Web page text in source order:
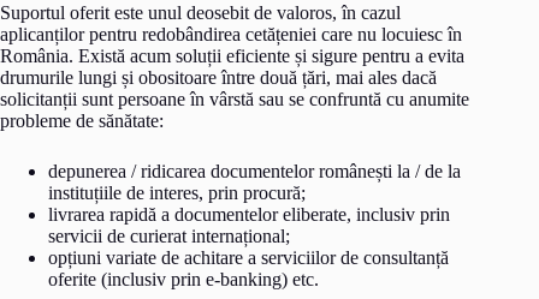
Suportul oferit este unul deosebit de valoros, în cazul
aplicanților pentru redobândirea cetățeniei care nu locuiesc în
România. Există acum soluții eficiente și sigure pentru a evita
drumurile lungi și obositoare între două țări, mai ales dacă
solicitanții sunt persoane în vârstă sau se confruntă cu anumite
probleme de sănătate:
depunerea / ridicarea documentelor românești la / de la
instituțiile de interes, prin procură;
livrarea rapidă a documentelor eliberate, inclusiv prin
servicii de curierat internațional;
opțiuni variate de achitare a serviciilor de consultanță
oferite (inclusiv prin e-banking) etc.